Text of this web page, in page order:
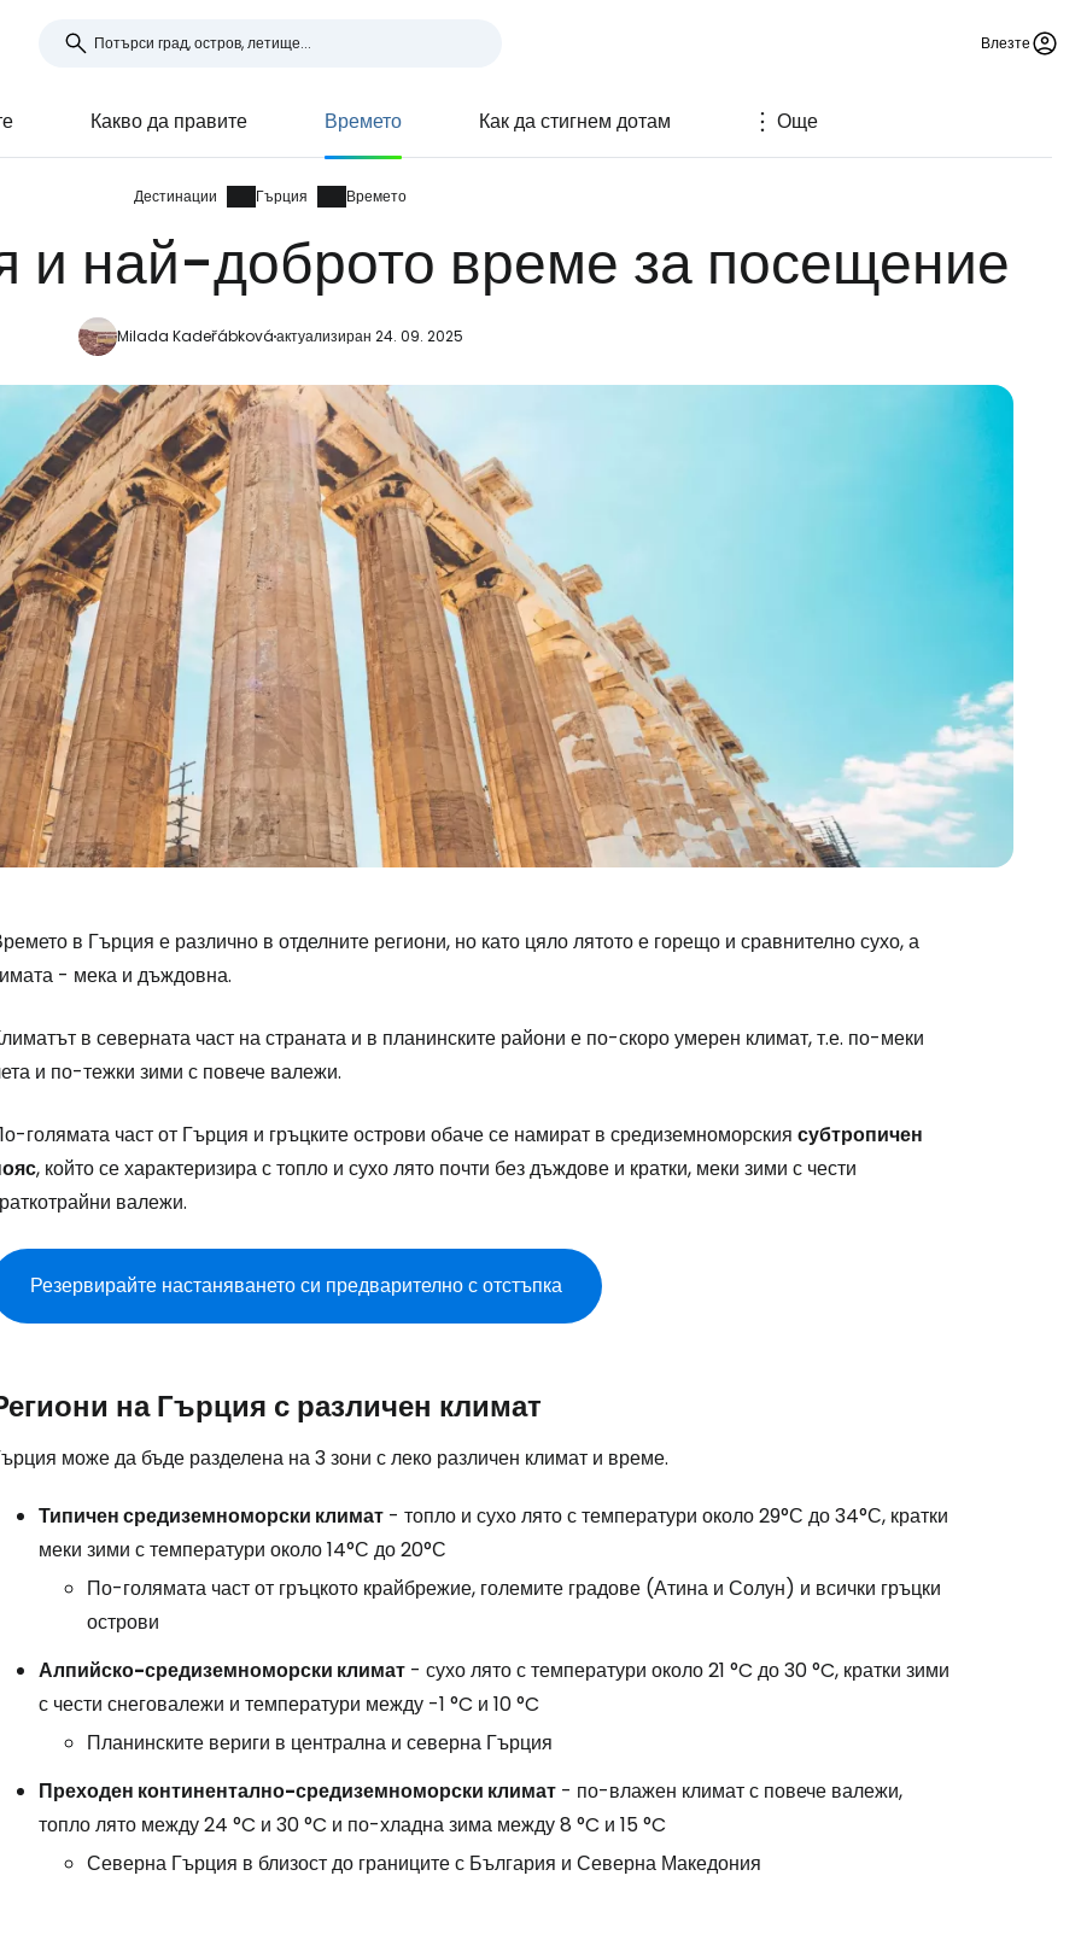
Влезте
Какво да правите Времето Как да стигнем дотам Още
Дестинации Гърция Времето
и най-доброто време за посещение
Milada Kadeřábkováактуализиран 24. 09. 2025
в Гърция е различно в отделните региони, но като цяло лятото е горещо и сравнително сухо, а
- мека и дъждовна.
в северната част на страната и в планинските райони е по-скоро умерен климат, т.е. по-меки
и по-тежки зими с повече валежи.
голямата част от Гърция и гръцките острови обаче се намират в средиземноморския субтропичен
, който се характеризира с топло и сухо лято почти без дъждове и кратки, меки зими с чести
валежи.
Резервирайте настаняването си предварително с отстъпка
на Гърция с различен климат
може да бъде разделена на 3 зони с леко различен климат и време.
Типичен средиземноморски климат - топло и сухо лято с температури около 29°С до 34°С, кратки
меки зими с температури около 14°С до 20°С
По-голямата част от гръцкото крайбрежие, големите градове (Атина и Солун) и всички гръцки
острови
Алпийско-средиземноморски климат - сухо лято с температури около 21 °C до 30 °C, кратки зими
с чести снеговалежи и температури между -1 °C и 10 °C
Планинските вериги в централна и северна Гърция
Преходен континентално-средиземноморски климат - по-влажен климат с повече валежи,
топло лято между 24 °C и 30 °C и по-хладна зима между 8 °C и 15 °C
Северна Гърция в близост до границите с България и Северна Македония